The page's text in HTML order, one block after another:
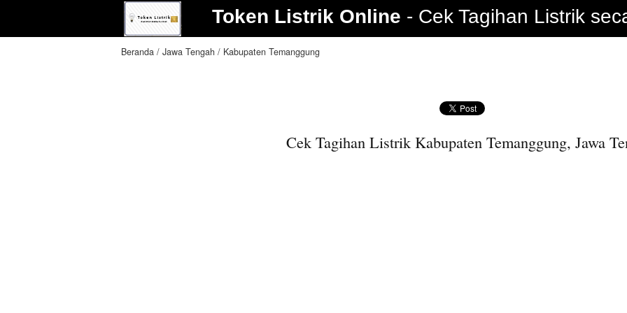
Token Listrik Online Cek Tagihan Listrik
Beranda Jawa Tengah Kabupaten Temanggung
Cek Tagihan Listrik Kabupaten Temanggung, Jawa